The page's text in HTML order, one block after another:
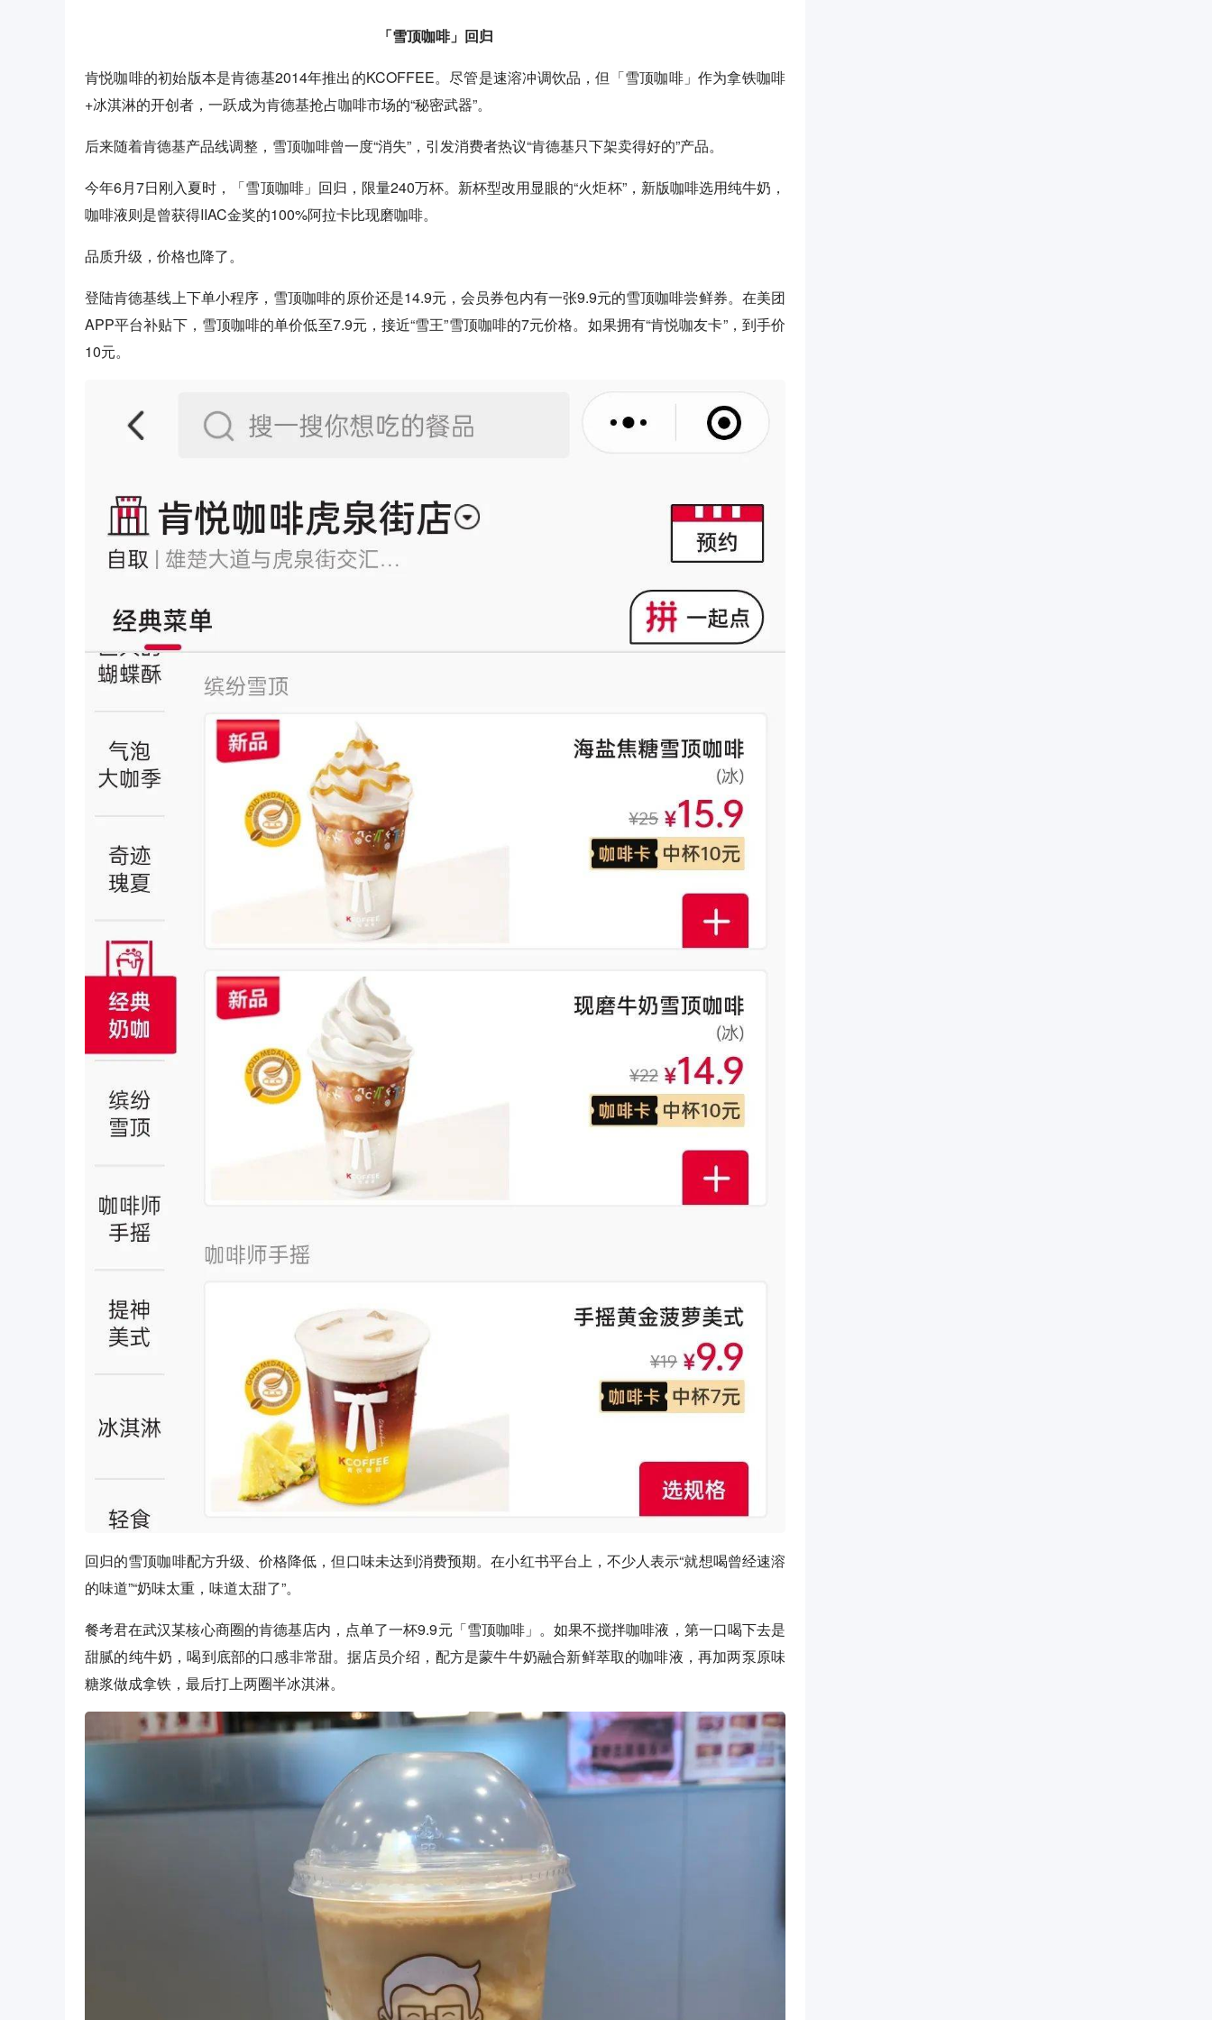
「雪顶咖啡」回归
肯悦咖啡的初始版本是肯德基2014年推出的KCOFFEE。尽管是速溶冲调饮品，但「雪顶咖啡」作为拿铁咖啡
+冰淇淋的开创者，一跃成为肯德基抢占咖啡市场的“秘密武器”。
后来随着肯德基产品线调整，雪顶咖啡曾一度“消失”，引发消费者热议“肯德基只下架卖得好的”产品。
今年6月7日刚入夏时，「雪顶咖啡」回归，限量240万杯。新杯型改用显眼的“火炬杯”，新版咖啡选用纯牛奶，
咖啡液则是曾获得IIAC金奖的100%阿拉卡比现磨咖啡。
品质升级，价格也降了。
登陆肯德基线上下单小程序，雪顶咖啡的原价还是14.9元，会员券包内有一张9.9元的雪顶咖啡尝鲜券。在美团
APP平台补贴下，雪顶咖啡的单价低至7.9元，接近“雪王”雪顶咖啡的7元价格。如果拥有“肯悦咖友卡”，到手价
10元。
回归的雪顶咖啡配方升级、价格降低，但口味未达到消费预期。在小红书平台上，不少人表示“就想喝曾经速溶
的味道”“奶味太重，味道太甜了”。
餐考君在武汉某核心商圈的肯德基店内，点单了一杯9.9元「雪顶咖啡」。如果不搅拌咖啡液，第一口喝下去是
甜腻的纯牛奶，喝到底部的口感非常甜。据店员介绍，配方是蒙牛牛奶融合新鲜萃取的咖啡液，再加两泵原味
糖浆做成拿铁，最后打上两圈半冰淇淋。